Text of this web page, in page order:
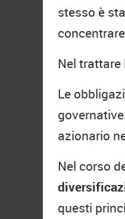
stesso è
Nel trattare
Le
azionario
Nel corso
questi